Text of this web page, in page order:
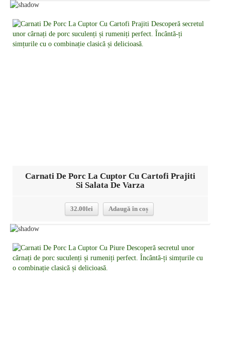
Detalii
Carnati De Porc La Cuptor Cu Cartofi Prajiti
Si Salata De Varza
32.00lei Adaugă în coș